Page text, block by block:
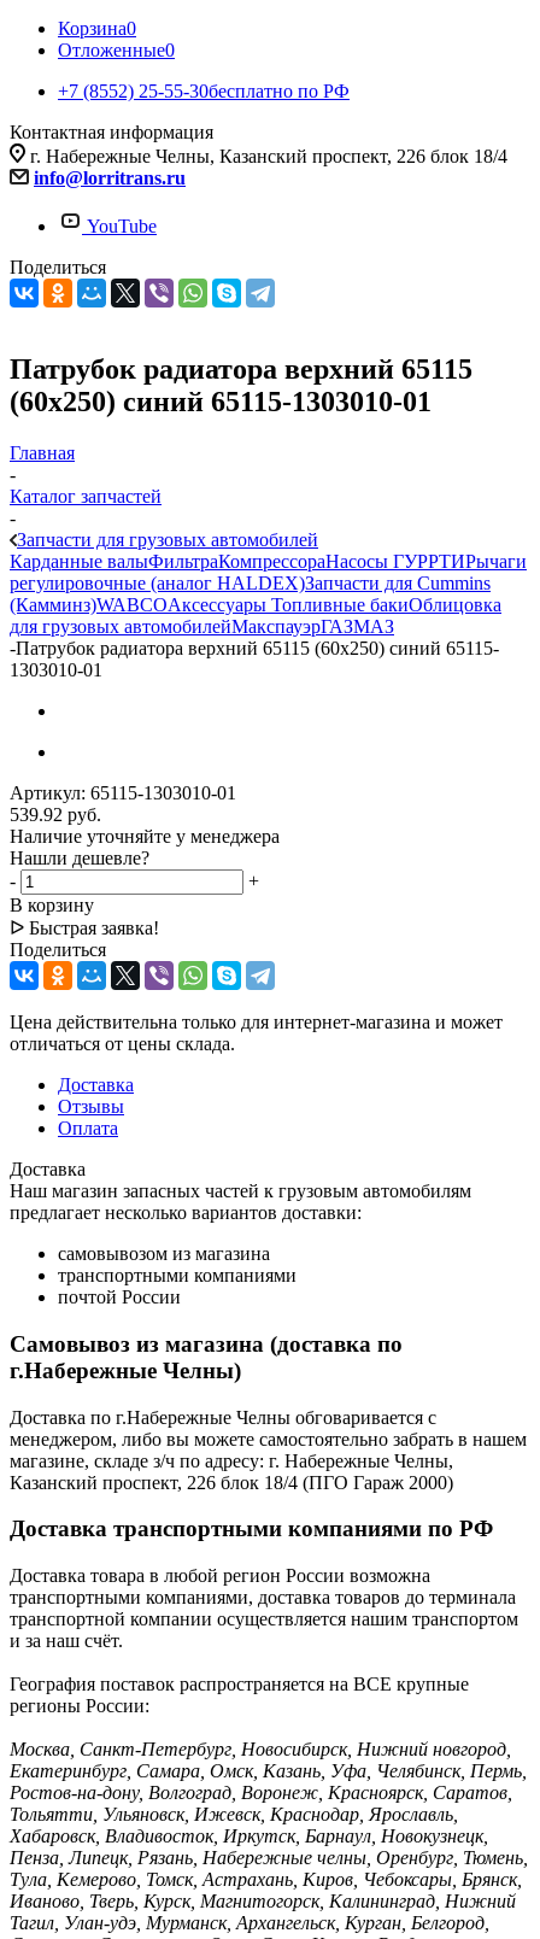
Корзина0
Отложенные0
+7 (8552) 25-55-30бесплатно по РФ
Контактная информация
г. Набережные Челны, Казанский проспект, 226 блок 18/4
info@lorritrans.ru
YouTube
Поделиться
Патрубок радиатора верхний 65115
(60х250) синий 65115-1303010-01
Главная
-
Каталог запчастей
-
Запчасти для грузовых автомобилей
Карданные валыФильтраКомпрессораНасосы ГУРРТИРычаги
регулировочные (аналог HALDEX)Запчасти для Cummins
(Камминз)WABCOАксессуары Топливные бакиОблицовка
для грузовых автомобилейМакспауэрГАЗМАЗ
-Патрубок радиатора верхний 65115 (60х250) синий 65115-
1303010-01
Артикул: 65115-1303010-01
539.92 руб.
Наличие уточняйте у менеджера
Нашли дешевле?
-
+
В корзину
ᐅ Быстрая заявка!
Поделиться
Цена действительна только для интернет-магазина и может
отличаться от цены склада.
Доставка
Отзывы
Оплата
Доставка
Наш магазин запасных частей к грузовым автомобилям
предлагает несколько вариантов доставки:
самовывозом из магазина
транспортными компаниями
почтой России
Самовывоз из магазина (доставка по
г.Набережные Челны)
Доставка по г.Набережные Челны обговаривается с
менеджером, либо вы можете самостоятельно забрать в нашем
магазине, складе з/ч по адресу: г. Набережные Челны,
Казанский проспект, 226 блок 18/4 (ПГО Гараж 2000)
Доставка транспортными компаниями по РФ
Доставка товара в любой регион России возможна
транспортными компаниями, доставка товаров до терминала
транспортной компании осуществляется нашим транспортом
и за наш счёт.
География поставок распространяется на ВСЕ крупные
регионы России:
Москва, Санкт-Петербург, Новосибирск, Нижний новгород,
Екатеринбург, Самара, Омск, Казань, Уфа, Челябинск, Пермь,
Ростов-на-дону, Волгоград, Воронеж, Красноярск, Саратов,
Тольятти, Ульяновск, Ижевск, Краснодар, Ярославль,
Хабаровск, Владивосток, Иркутск, Барнаул, Новокузнецк,
Пенза, Липецк, Рязань, Набережные челны, Оренбург, Тюмень,
Тула, Кемерово, Томск, Астрахань, Киров, Чебоксары, Брянск,
Иваново, Тверь, Курск, Магнитогорск, Калининград, Нижний
Тагил, Улан-удэ, Мурманск, Архангельск, Курган, Белгород,